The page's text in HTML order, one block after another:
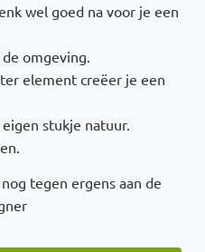
wel goed na voor je een
omgeving.
element creëer je een
stukje natuur.
tegen ergens aan de